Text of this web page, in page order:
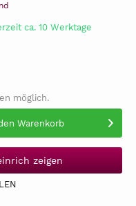
ca. 10 Werktage
möglich.
Warenkorb
zeigen